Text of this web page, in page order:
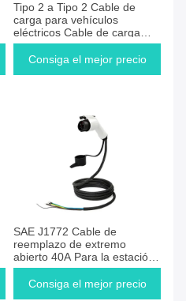
Tipo 2 a Tipo 2 Cable de
carga para vehículos
eléctricos Cable de carga
para vehículos eléctricos
Tipo 2 Doble cargador de
Consiga el mejor precio
SAE J1772 Cable de
reemplazo de extremo
abierto 40A Para la estación
de carga de EV AC cargador
rápido de EV Tipo 1 Conector
Consiga el mejor precio